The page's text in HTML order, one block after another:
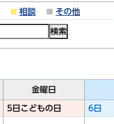
相談 その他
金曜日
5日 こどもの日 6日